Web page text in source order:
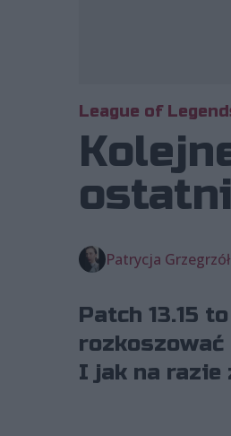
League of
Patrycja
Patch 13.15
rozkoszować
I jak na razie